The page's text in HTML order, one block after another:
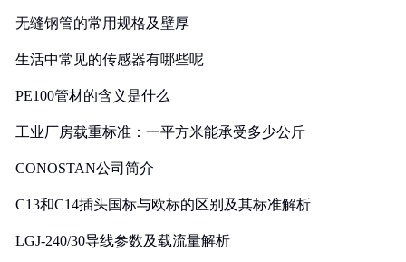
无缝钢管的常用规格及壁厚
生活中常见的传感器有哪些呢
PE100管材的含义是什么
工业厂房载重标准：一平方米能承受多少公斤
CONOSTAN公司简介
C13和C14插头国标与欧标的区别及其标准解析
LGJ-240/30导线参数及载流量解析